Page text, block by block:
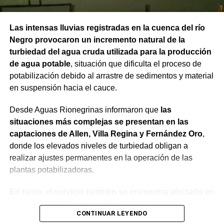
Las intensas lluvias registradas en la cuenca del río
Negro provocaron un incremento natural de la
turbiedad del agua cruda utilizada para la producción
de agua potable, situación que dificulta el proceso de
potabilización debido al arrastre de sedimentos y material
en suspensión hacia el cauce.
Desde Aguas Rionegrinas informaron que las
situaciones más complejas se presentan en las
captaciones de Allen, Villa Regina y Fernández Oro,
donde los elevados niveles de turbiedad obligan a
realizar ajustes permanentes en la operación de las
plantas potabilizadoras.
General Roca, Cipolletti y Balsa Las Perlas,
localidades donde podrían registrarse bajas de
CONTINUAR LEYENDO